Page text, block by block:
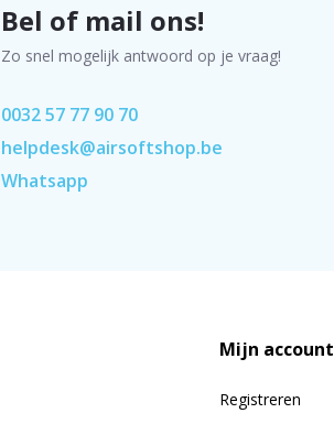
Bel of mail ons!
Zo snel mogelijk antwoord op je vraag!
0032 57 77 90 70
helpdesk@airsoftshop.be
Whatsapp
Mijn account
Registreren